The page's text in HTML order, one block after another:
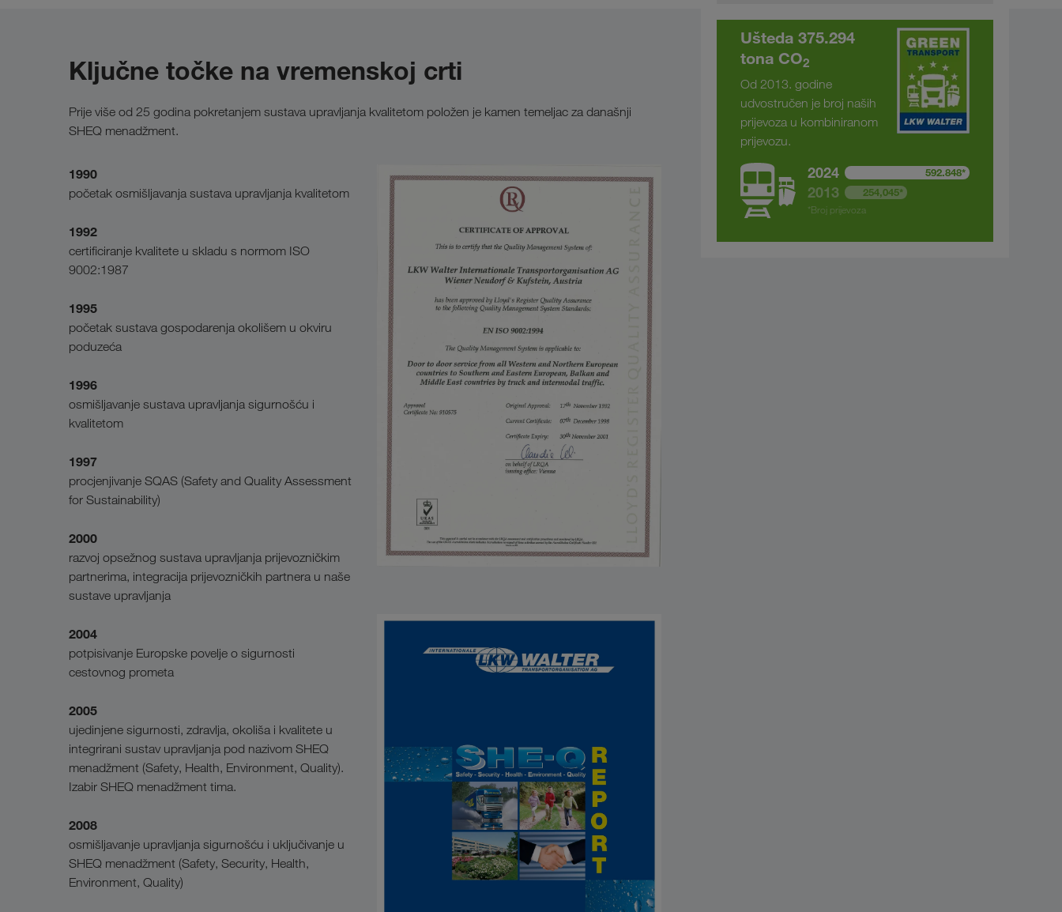
Ključne točke na vremenskoj crti
Prije više od 25 godina pokretanjem sustava upravljanja kvalitetom položen je kamen temeljac za današnji
SHEQ menadžment.
1990
početak osmišljavanja sustava upravljanja kvalitetom
1992
certificiranje kvalitete u skladu s normom ISO
9002:1987
1995
početak sustava gospodarenja okolišem u okviru
poduzeća
1996
osmišljavanje sustava upravljanja sigurnošću i
kvalitetom
1997
procjenjivanje SQAS (Safety and Quality Assessment
for Sustainability)
2000
razvoj opsežnog sustava upravljanja prijevozničkim
partnerima, integracija prijevozničkih partnera u naše
sustave upravljanja
2004
potpisivanje Europske povelje o sigurnosti
cestovnog prometa
2005
ujedinjene sigurnosti, zdravlja, okoliša i kvalitete u
integrirani sustav upravljanja pod nazivom SHEQ
menadžment (Safety, Health, Environment, Quality).
Izabir SHEQ menadžment tima.
2008
osmišljavanje upravljanja sigurnošću i uključivanje u
SHEQ menadžment (Safety, Security, Health,
Environment, Quality)
Ušteda 375.294
tona CO2
Od 2013. godine
udvostručen je broj naših
prijevoza u kombiniranom
prijevozu.
2024 592.848*
2013
254,045*
*Broj prijevoza